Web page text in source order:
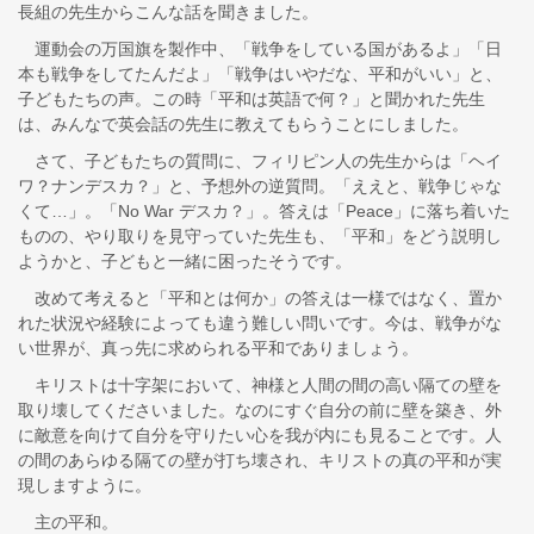
長組の先生からこんな話を聞きました。
運動会の万国旗を製作中、「戦争をしている国があるよ」「日
本も戦争をしてたんだよ」「戦争はいやだな、平和がいい」と、
子どもたちの声。この時「平和は英語で何？」と聞かれた先生
は、みんなで英会話の先生に教えてもらうことにしました。
さて、子どもたちの質問に、フィリピン人の先生からは「ヘイ
ワ？ナンデスカ？」と、予想外の逆質問。「ええと、戦争じゃな
くて…」。「No War デスカ？」。答えは「Peace」に落ち着いた
ものの、やり取りを見守っていた先生も、「平和」をどう説明し
ようかと、子どもと一緒に困ったそうです。
改めて考えると「平和とは何か」の答えは一様ではなく、置か
れた状況や経験によっても違う難しい問いです。今は、戦争がな
い世界が、真っ先に求められる平和でありましょう。
キリストは十字架において、神様と人間の間の高い隔ての壁を
取り壊してくださいました。なのにすぐ自分の前に壁を築き、外
に敵意を向けて自分を守りたい心を我が内にも見ることです。人
の間のあらゆる隔ての壁が打ち壊され、キリストの真の平和が実
現しますように。
主の平和。